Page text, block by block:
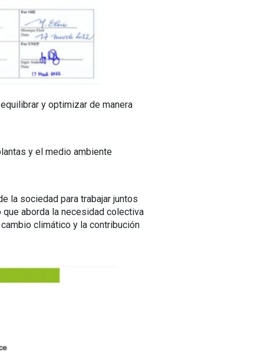
y optimizar de manera
y el medio ambiente
la sociedad para trabajar juntos
aborda la necesidad colectiva
climático y la contribución